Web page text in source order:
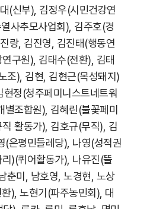
(신부), 김정우(시민건강연
사추모사업회), 김주호(경
랑, 김진영, 김진태(행동연
구원), 김태수(전환), 김태
조), 김현, 김현근(목성돼지)
정(청주페미니스트네트워
조합원), 김혜린(불꽃페미
활동가), 김호규(무직), 김
(은평민들레당), 나영(성적권
)(퀴어활동가), 나유진(뜰
춘미, 남호영, 노경현, 노상
), 노현기(파주농민회), 대